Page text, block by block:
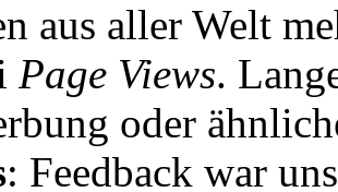
aus aller Welt
Page Views.
oder
: Feedback war